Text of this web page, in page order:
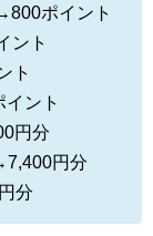
ポイント
ント
ト
ント
円分
円分
分